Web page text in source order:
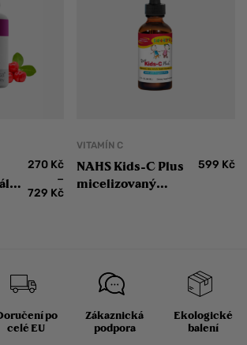
270 Kč
–
729 Kč
VITAMÍN C
NAHS Kids-C Plus
micelizovaný
599 Kč
po
celé EU
Zákaznická
podpora
Ekologické
balení